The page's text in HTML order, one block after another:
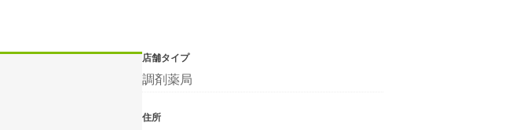
店舗タイプ
調剤薬局
住所